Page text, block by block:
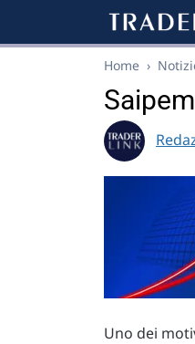
Home ›
Uno dei